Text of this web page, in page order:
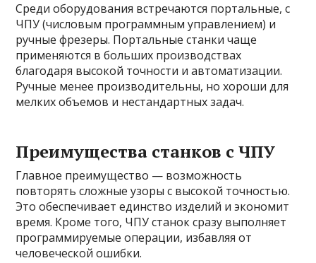
Среди оборудования встречаются портальные, с
ЧПУ (числовым программным управлением) и
ручные фрезеры. Портальные станки чаще
применяются в больших производствах
благодаря высокой точности и автоматизации.
Ручные менее производительны, но хороши для
мелких объемов и нестандартных задач.
Преимущества станков с ЧПУ
Главное преимущество — возможность
повторять сложные узоры с высокой точностью.
Это обеспечивает единство изделий и экономит
время. Кроме того, ЧПУ станок сразу выполняет
программируемые операции, избавляя от
человеческой ошибки.